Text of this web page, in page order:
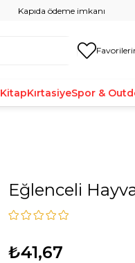
Kapıda ödeme imkanı
KitapKırtasiyeSpor &
Eğlenceli
₺41,67